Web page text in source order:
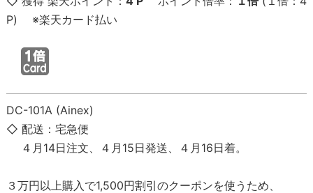
P) ※楽天カード払い
DC-101A (Ainex)
◇ 配送：宅急便
４月14日注文、４月15日発送、４月16日着。
３万円以上購入で1,500円割引のクーポンを使うため、